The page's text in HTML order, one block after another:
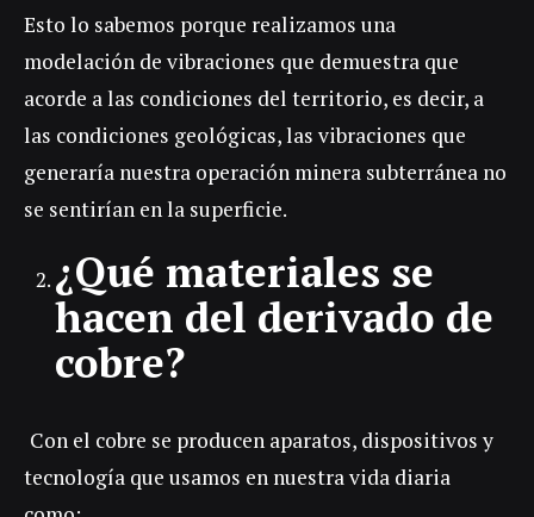
Esto lo sabemos porque realizamos una
modelación de vibraciones que demuestra que
acorde a las condiciones del territorio, es decir, a
las condiciones geológicas, las vibraciones que
generaría nuestra operación minera subterránea no
se sentirían en la superficie.
¿Qué materiales se
hacen del derivado de
cobre?
Con el cobre se producen aparatos, dispositivos y
tecnología que usamos en nuestra vida diaria